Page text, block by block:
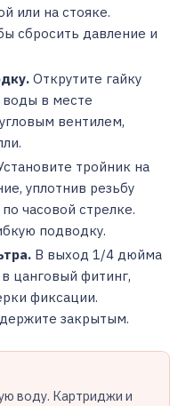
или на стояке.
сбросить давление и
Открутите гайку
воды в месте
вентилем,
тройник на
уплотнив резьбу
часовой стрелке.
подводку.
В выход 1/4 дюйма
цанговый фитинг,
фиксации.
закрытым.
воду. Картриджи и